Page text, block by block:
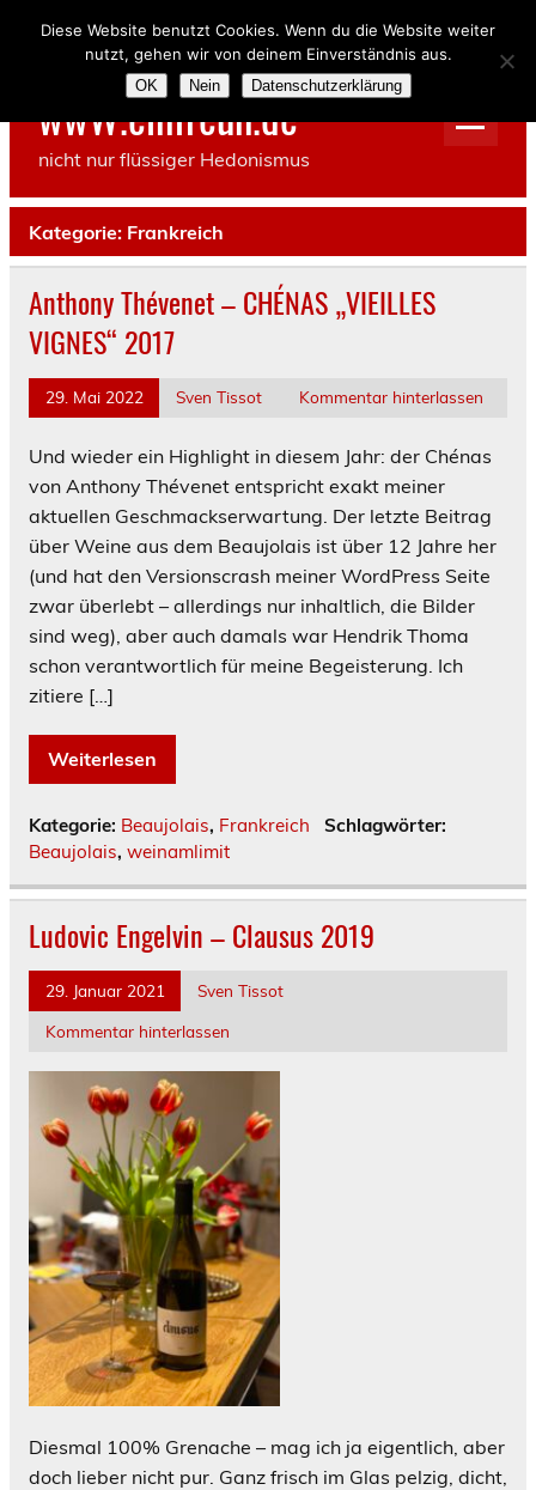
wwW.einfreun.de
nicht nur flüssiger Hedonismus
Kategorie: Frankreich
Anthony Thévenet – CHÉNAS „VIEILLES
VIGNES“ 2017
29. Mai 2022 Sven Tissot Kommentar hinterlassen
Und wieder ein Highlight in diesem Jahr: der Chénas
von Anthony Thévenet entspricht exakt meiner
aktuellen Geschmackserwartung. Der letzte Beitrag
über Weine aus dem Beaujolais ist über 12 Jahre her
(und hat den Versionscrash meiner WordPress Seite
zwar überlebt – allerdings nur inhaltlich, die Bilder
sind weg), aber auch damals war Hendrik Thoma
schon verantwortlich für meine Begeisterung. Ich
zitiere […]
Weiterlesen
Kategorie: Beaujolais, Frankreich
Schlagwörter:
Beaujolais, weinamlimit
Ludovic Engelvin – Clausus 2019
29. Januar 2021
Sven Tissot
Kommentar hinterlassen
Diesmal 100% Grenache – mag ich ja eigentlich, aber
doch lieber nicht pur. Ganz frisch im Glas pelzig, dicht,
Diese Website benutzt Cookies. Wenn du die Website weiter
nutzt, gehen wir von deinem Einverständnis aus.
OK Nein Datenschutzerklärung